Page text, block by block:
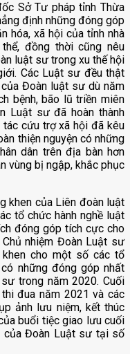
Sở Tư pháp tỉnh Thừa
định những đóng góp
hóa, xã hội của tỉnh nhà
đồng thời cũng nêu
luật sư trong xu thế hội
Các Luật sư đều thật
Đoàn luật sư dù năm
bệnh, bão lũ triền miên
Luật sư đã hoàn thành
cứu trợ xã hội đã kêu
thiện nguyện có những
dân trên địa bàn hơn
vùng bị ngập, khắc phục
khen của Liên đoàn luật
tổ chức hành nghề luật
đóng góp tích cực cho
nhiệm Đoàn Luật sư
cho một số các tổ
những đóng góp nhất
trong năm 2020. Cuối
đua năm 2021 và các
ảnh lưu niệm, kết thúc
buổi tiệc giao lưu cuối
của Đoàn Luật sư tại số